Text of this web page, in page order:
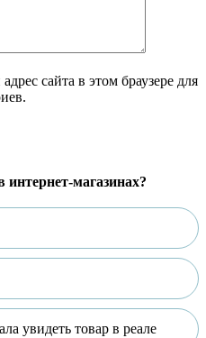
сайта в этом браузере для
магазинах?
увидеть товар в реале